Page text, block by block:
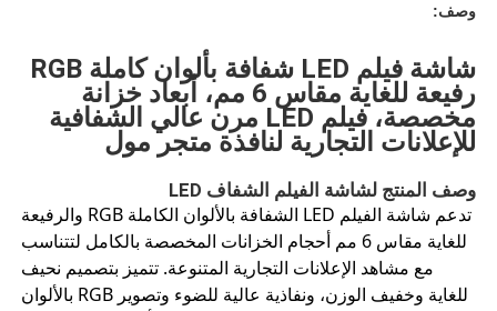
وصف:
شاشة فيلم LED شفافة بألوان كاملة RGB
رفيعة للغاية مقاس 6 مم، أبعاد خزانة
مخصصة، فيلم LED مرن عالي الشفافية
للإعلانات التجارية لنافذة متجر مول
وصف المنتج لشاشة الفيلم الشفاف LED
تدعم شاشة الفيلم LED الشفافة بالألوان الكاملة RGB والرفيعة
للغاية مقاس 6 مم أحجام الخزانات المخصصة بالكامل لتتناسب
مع مشاهد الإعلانات التجارية المتنوعة. تتميز بتصميم نحيف
للغاية وخفيف الوزن، ونفاذية عالية للضوء وتصوير RGB بالألوان